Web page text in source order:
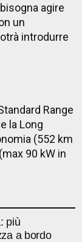
agire
un
introdurre
Range
la Long
(552 km
90 kW in
più
a bordo